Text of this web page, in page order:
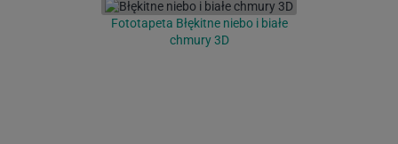
Fototapeta Błękitne niebo i białe
chmury 3D